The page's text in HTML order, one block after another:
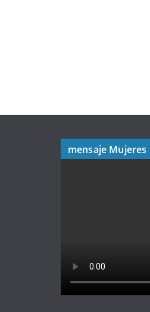
mensaje Mujeres